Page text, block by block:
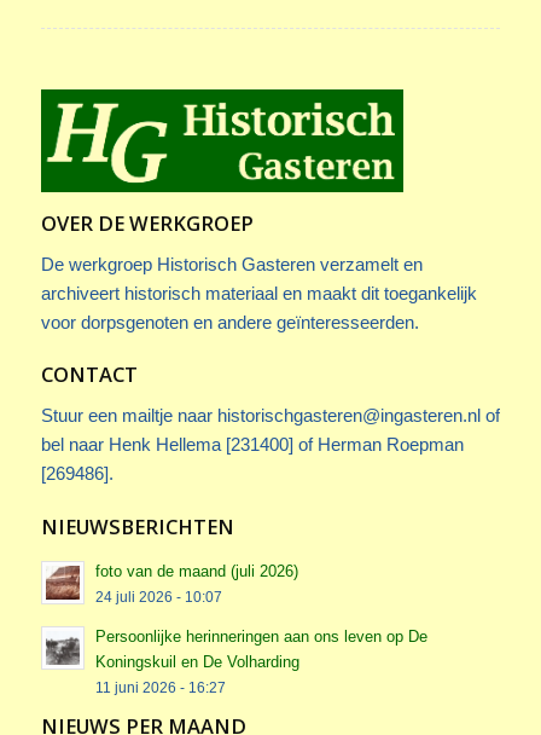
OVER DE WERKGROEP
De werkgroep Historisch Gasteren verzamelt en
archiveert historisch materiaal en maakt dit toegankelijk
voor dorpsgenoten en andere geïnteresseerden.
CONTACT
Stuur een mailtje naar historischgasteren@ingasteren.nlof
bel naar Henk Hellema [231400] of Herman Roepman
[269486].
NIEUWSBERICHTEN
foto van de maand (juli 2026)
24 juli 2026 - 10:07
Persoonlijke herinneringen aan ons leven op De
Koningskuil en De Volharding
11 juni 2026 - 16:27
NIEUWS PER MAAND